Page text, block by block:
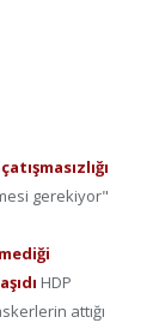
gerekiyor"
HDP
attığı